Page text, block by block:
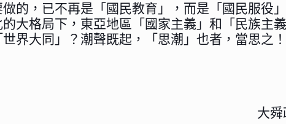
的，已不再是「國民教育」，而是「國民服役
大格局下，東亞地區「國家主義」和「民族主
界大同」？潮聲既起，「思潮」也者，當思之！
大